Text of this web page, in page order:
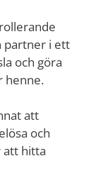
partner i ett
och göra
henne.
att
och
att hitta